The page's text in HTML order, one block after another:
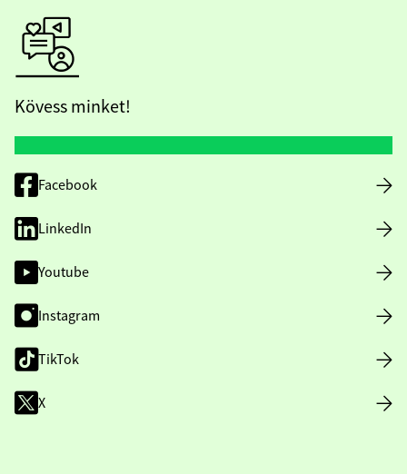
Kövess minket!
Facebook
LinkedIn
Youtube
Instagram
TikTok
X